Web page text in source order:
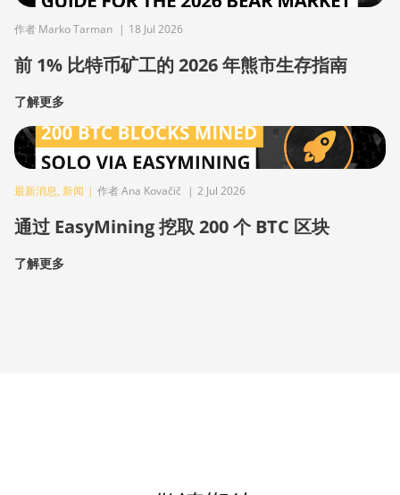
作者 Marko Tarman | 18 Jul 2026
前 1% 比特币矿工的 2026 年熊市生存指南
了解更多
最新消息, 新闻 | 作者 Ana Kovačič | 2 Jul 2026
通过 EasyMining 挖取 200 个 BTC 区块
了解更多